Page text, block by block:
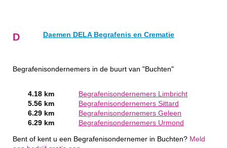
D Daemen DELA Begrafenis en Crematie
Begrafenisondernemers in de buurt van "Buchten"
4.18 km
Begrafenisondernemers Limbricht
5.56 km
Begrafenisondernemers Sittard
6.29 km
Begrafenisondernemers Geleen
6.29 km
Begrafenisondernemers Urmond
Bent of kent u een Begrafenisondernemer in Buchten? Meld